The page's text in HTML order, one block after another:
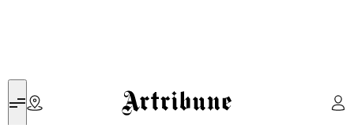
Artribune